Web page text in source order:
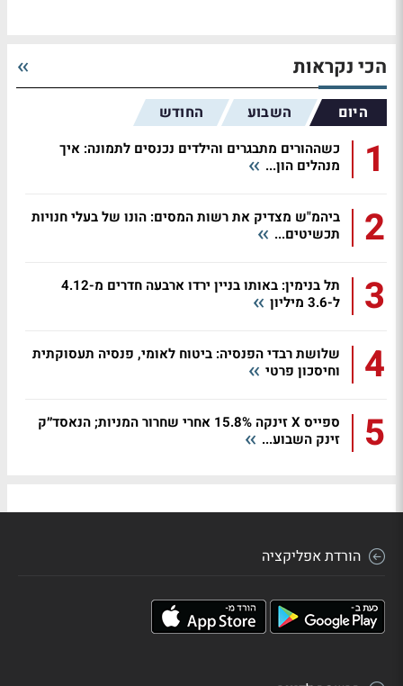
הכי נקראות
היום השבוע החודש
1
כשההורים מתבגרים והילדים נכנסים לתמונה: איך
מנהלים הון...
2
ביהמ"ש מצדיק את רשות המסים: הונו של בעלי חנויות
תכשיטים...
3
תל בנימין: באותו בניין ירדו ארבעה חדרים מ-4.12
ל-3.6 מיליון
4
שלושת רבדי הפנסיה: ביטוח לאומי, פנסיה תעסוקתית
וחיסכון פרטי
5
ספייס X זינקה 15.8% אחרי שחרור המניות; הנאסד״ק
זינק השבוע...
הורדת אפליקציה